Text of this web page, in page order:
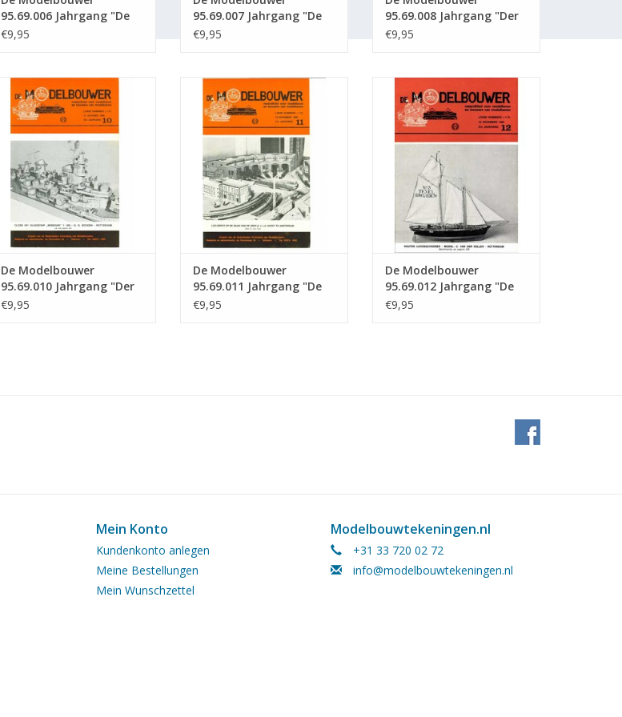
95.69.006 Jahrgang "De
Modelbouwer" Ausgabe :
€9,95
95.69.007 Jahrgang "De
Modelbouwer" Ausgabe :
€9,95
95.69.008 Jahrgang "Der
Modellbauer" Ausgabe :
€9,95
De Modelbouwer 95.69.010
Jahrgang "Der Modellbauer"
Ausgabe : 69.010 (PDF)
ZUM WARENKORB HINZUFÜGEN
De Modelbouwer
95.69.010 Jahrgang "Der
Modellbauer" Ausgabe :
€9,95
De Modelbouwer 95.69.011
Jahrgang "De Modelbouwer"
Ausgabe : 69.011 (PDF)
ZUM WARENKORB HINZUFÜGEN
De Modelbouwer
95.69.011 Jahrgang "De
Modelbouwer" Ausgabe :
€9,95
Jahrgang "De Modelbouwer"
Ausgabe : 69.012 (PDF)
ZUM WARENKORB HINZUFÜGEN
De Modelbouwer
95.69.012 Jahrgang "De
Modelbouwer" Ausgabe :
€9,95
Mein Konto
Kundenkonto anlegen
Meine Bestellungen
Mein Wunschzettel
Modelbouwtekeningen.nl
+31 33 720 02 72
info@modelbouwtekeningen.nl